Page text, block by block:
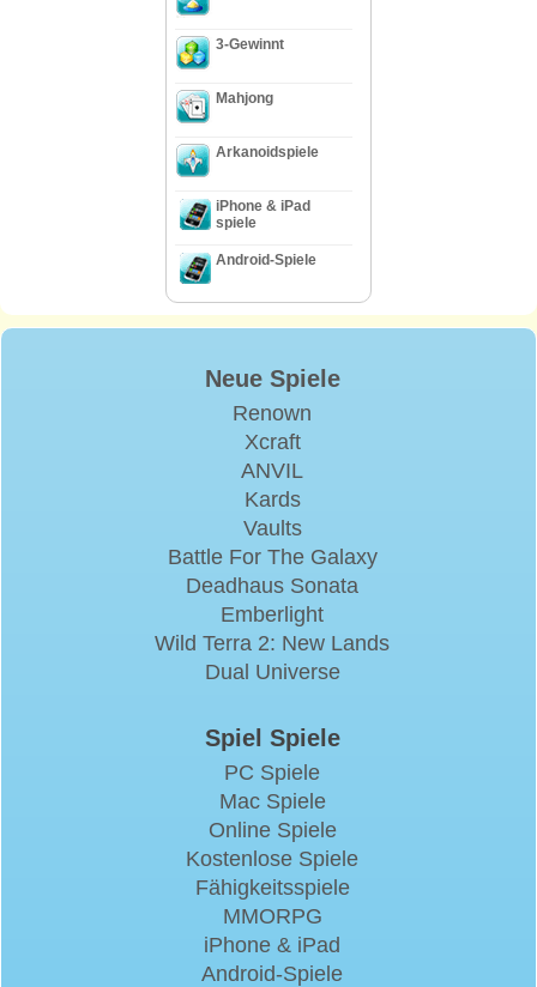
3-Gewinnt
Mahjong
Arkanoidspiele
iPhone & iPad
spiele
Android-Spiele
Neue Spiele
Renown
Xcraft
ANVIL
Kards
Vaults
Battle For The Galaxy
Deadhaus Sonata
Emberlight
Wild Terra 2: New Lands
Dual Universe
Spiel Spiele
PC Spiele
Mac Spiele
Online Spiele
Kostenlose Spiele
Fähigkeitsspiele
MMORPG
iPhone & iPad
Android-Spiele